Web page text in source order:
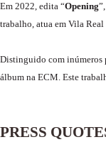
Em 2022, edita “Opening
trabalho, atua em Vila
Distinguido com inúmeros
álbum na ECM. Este
PRESS